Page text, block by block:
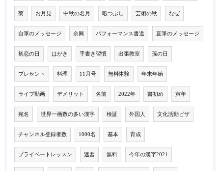
菊 お月見 中秋の名月 暇つぶし 芸術の秋 なぜ
自筆のメッセージ 余興 パフォーマンス書道 直筆のメッセージ
初恋の日 はがき 手書き習慣 出張教室 孫の日
プレセント 料理 11月号 無料体験 年末年始
ライブ動画 デメリット 名前 2022年 書初め 寅年
宛名 世界一画数の多い漢字 検証 外国人 文化活動ビザ
チャンネル登録者数 1000名 基本 育成
プライベートレッスン 速習 無料 今年の漢字2021